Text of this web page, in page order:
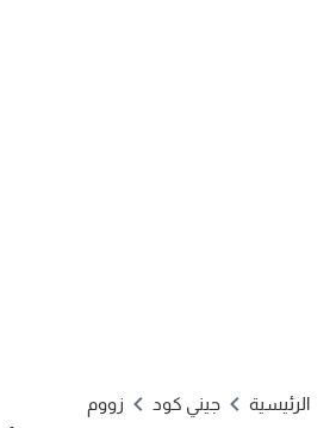
الرئيسية جيني كود زووم